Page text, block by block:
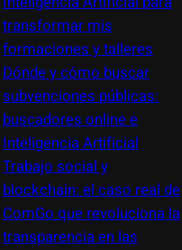
transformar mis
formaciones y talleres
Dónde y cómo buscar
subvenciones públicas:
buscadores online e
Inteligencia Artificial
Trabajo social y
blockchain: el caso real de
ComGo que revoluciona la
transparencia en las